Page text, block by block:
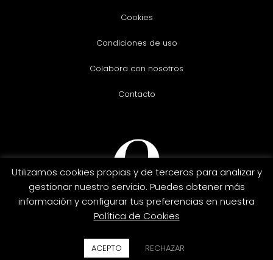
Cookies
Condiciones de uso
Colabora con nosotros
Contacto
Copyright © 2026. Essenah.
Credit
Utilizamos cookies propias y de terceros para analizar y
gestionar nuestro servicio. Puedes obtener más
información y configurar tus preferencias en nuestra
Política de Cookies
ACEPTO RECHAZAR